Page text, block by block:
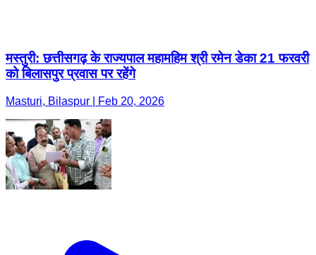
मस्तुरी: छत्तीसगढ़ के राज्यपाल महामहिम श्री रमेन डेका 21 फरवरी
को बिलासपुर प्रवास पर रहेंगे
Masturi, Bilaspur | Feb 20, 2026